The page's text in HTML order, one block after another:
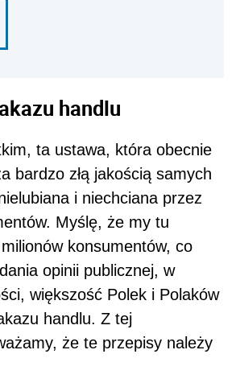
handlu
ta ustawa, która obecnie
bardzo złą jakością samych
i niechciana przez
Myślę, że my tu
konsumentów, co
opinii publicznej, w
większość Polek i Polaków
handlu. Z tej
że te przepisy należy